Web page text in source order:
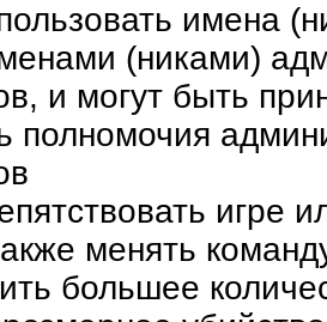
имена
(никами)
и могут быть
полномочия
игре
менять
большее